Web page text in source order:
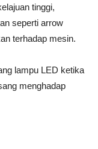
tinggi,
seperti arrow
terhadap mesin.
lampu LED ketika
menghadap